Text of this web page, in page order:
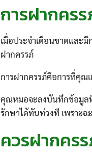
การฝากคร
เมื่อประจำเดือนขาดและ
ฝากครรภ์
การฝากครรภ์คือการที่คุณ
คุณหมอจะลงบันทึกข้อมูล
รักษาได้ทันท่วงที เพราะ
ควรฝากคร